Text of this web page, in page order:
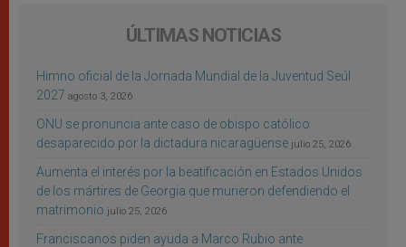
ÚLTIMAS NOTICIAS
Himno oficial de la Jornada Mundial de la Juventud Seúl
2027 agosto 3, 2026
ONU se pronuncia ante caso de obispo católico
desaparecido por la dictadura nicaragüense julio 25, 2026
Aumenta el interés por la beatificación en Estados Unidos
de los mártires de Georgia que murieron defendiendo el
matrimonio julio 25, 2026
Franciscanos piden ayuda a Marco Rubio ante